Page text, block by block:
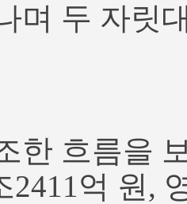
며 두 자릿
한 흐름을
2411억 원,